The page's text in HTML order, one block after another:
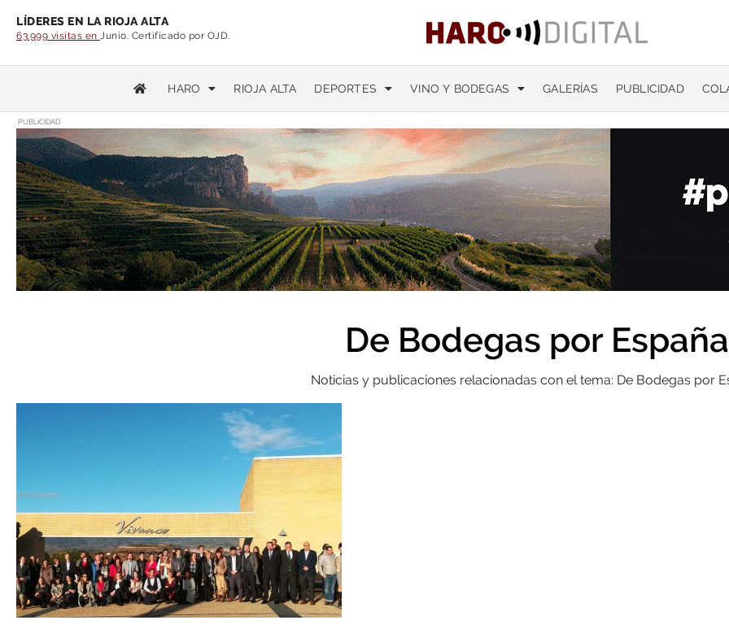
LÍDERES EN LA RIOJA ALTA
63.999 visitas en Junio. Certificado por OJD.
HARO RIOJA ALTA DEPORTES VINO Y BODEGAS GALERÍAS PUBLICIDAD
PUBLICIDAD
De Bodegas por España
Noticias y publicaciones relacionadas con el tema: De Bodegas por